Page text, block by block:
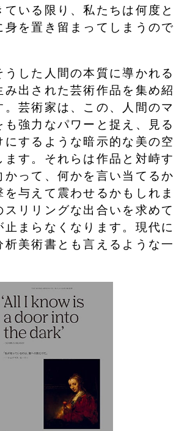
ている限り、私たちは何度と
身を置き留まってしまうので
うした人間の本質に導かれる
み出された芸術作品を集め紹
。芸術家は、この、人間のマ
も強力なパワーと捉え、見る
にするような暗示的な美の空
ます。それらは作品と対峙す
かって、何かを言い当てるか
を与えて震わせるかもしれま
スリリングな出合いを求めて
止まらなくなります。現代に
析美術書とも言えるような一